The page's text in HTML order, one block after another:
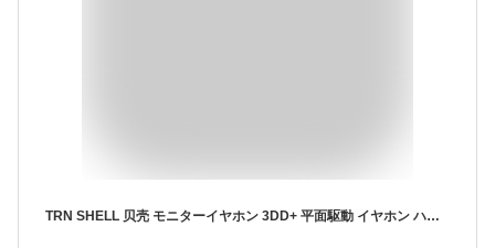
TRN SHELL 贝壳 モニターイヤホン 3DD+ 平面駆動 イヤホン ハイブリッド型 イヤーモニター IEM 中華 イヤモニ 高遮音性 カナル型 イアフォン 有線 3.5/4.4mm 交換式プラグ 2Pin脱着式ケーブル